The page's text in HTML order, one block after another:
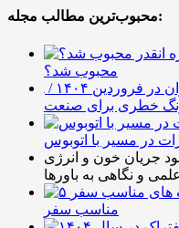
محبوب‌ترین مطالب مجله:
محبوب شد؟
افزایش ۴.۶ درصدی تولید فولاد ایران در فروردین ۱۴۰۴ /
زنگ خطری برای صنعت
در مسیر با اتوبوس
جریان خون و انرژی
و نگاهی به باورها
مناسب سفر